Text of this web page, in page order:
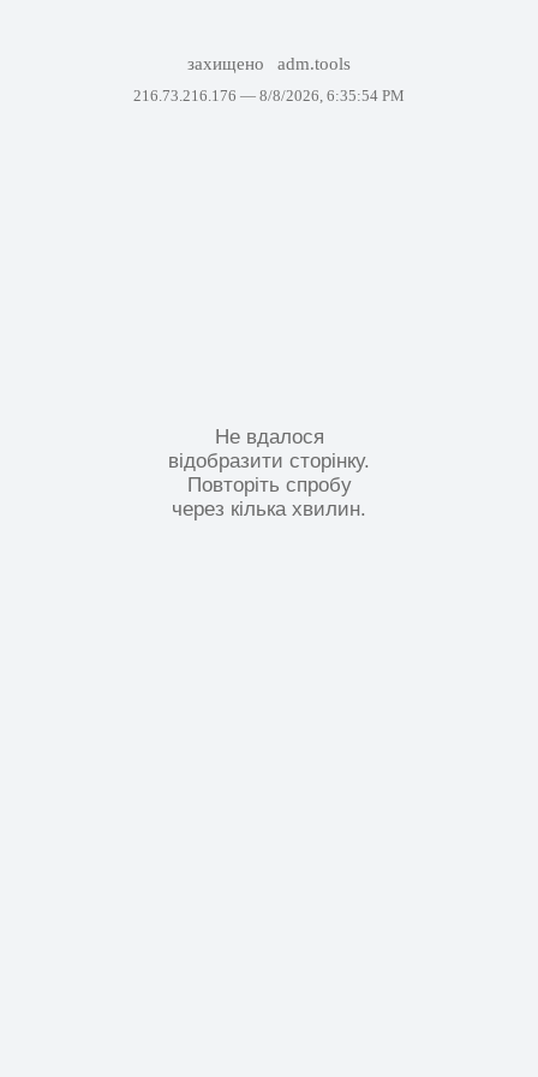
захищено adm.tools
216.73.216.176 — 8/8/2026, 6:35:54 PM
Не вдалося
відобразити сторінку.
Повторіть спробу
через кілька хвилин.